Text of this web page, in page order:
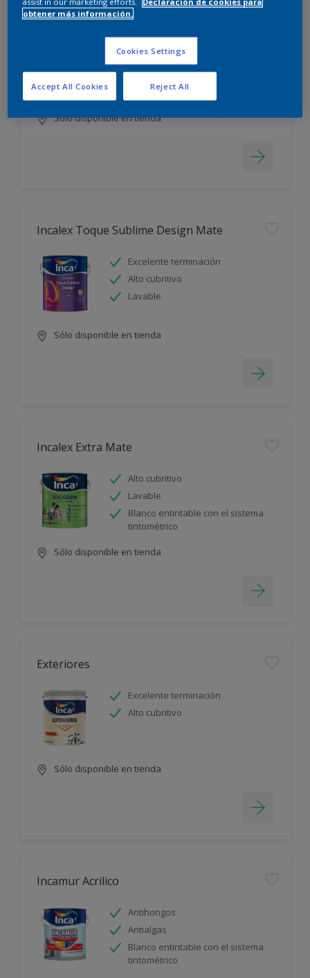
Incamax
Blanco más durable
Sólo disponible en tienda
Incalex Toque Sublime Design Mate
Excelente terminación
Alto cubritivo
Lavable
Sólo disponible en tienda
Incalex Extra Mate
Alto cubritivo
Lavable
Blanco entintable con el sistema
tintométrico
Sólo disponible en tienda
Exteriores
Excelente terminación
Alto cubritivo
Sólo disponible en tienda
Incamur Acrilico
Antihongos
Antialgas
Blanco entintable con el sistema
tintométrico
obtener más información.
Cookies Settings
Reject All
Accept All Cookies